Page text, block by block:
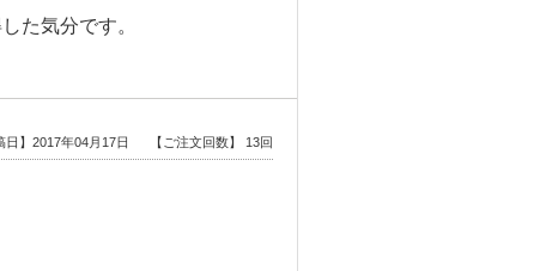
た気分です。
【ご注文回数】 13回
日】2017年04月17日